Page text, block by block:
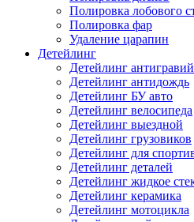
Полировка лобового
Полировка фар
Удаление царапин
Детейлинг
Детейлинг
Детейлинг антидождь
Детейлинг БУ авто
Детейлинг велосипеда
Детейлинг выездной
Детейлинг грузовиков
Детейлинг для
Детейлинг деталей
Детейлинг жидкое
Детейлинг керамика
Детейлинг мотоцикла